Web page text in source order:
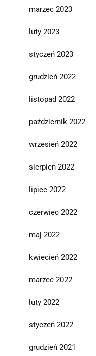
marzec 2023
luty 2023
styczeń 2023
grudzień 2022
listopad 2022
październik 2022
wrzesień 2022
sierpień 2022
lipiec 2022
czerwiec 2022
maj 2022
kwiecień 2022
marzec 2022
luty 2022
styczeń 2022
grudzień 2021